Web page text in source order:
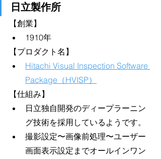
日立製作所
【創業】
1910年
【プロダクト名】
Hitachi Visual Inspection Software
Package（HVISP）
【仕組み】
日立独自開発のディープラーニン
グ技術を採用しているようです。
撮影設定〜画像前処理〜ユーザー
画面表示設定までオールインワン